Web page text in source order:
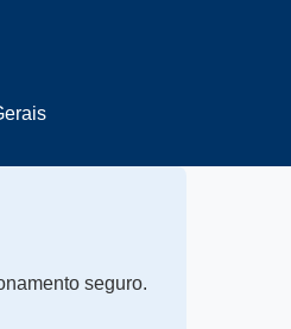
seguro.